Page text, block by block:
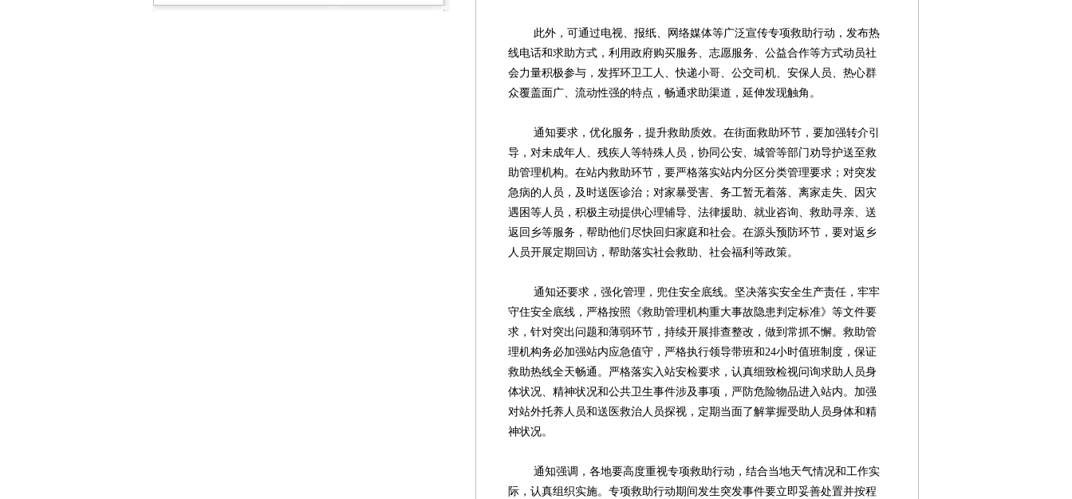
此外，可通过电视、报纸、网络媒体等广泛宣传专项救助行动，发布热
线电话和求助方式，利用政府购买服务、志愿服务、公益合作等方式动员社
会力量积极参与，发挥环卫工人、快递小哥、公交司机、安保人员、热心群
众覆盖面广、流动性强的特点，畅通求助渠道，延伸发现触角。
通知要求，优化服务，提升救助质效。在街面救助环节，要加强转介引
导，对未成年人、残疾人等特殊人员，协同公安、城管等部门劝导护送至救
助管理机构。在站内救助环节，要严格落实站内分区分类管理要求；对突发
急病的人员，及时送医诊治；对家暴受害、务工暂无着落、离家走失、因灾
遇困等人员，积极主动提供心理辅导、法律援助、就业咨询、救助寻亲、送
返回乡等服务，帮助他们尽快回归家庭和社会。在源头预防环节，要对返乡
人员开展定期回访，帮助落实社会救助、社会福利等政策。
通知还要求，强化管理，兜住安全底线。坚决落实安全生产责任，牢牢
守住安全底线，严格按照《救助管理机构重大事故隐患判定标准》等文件要
求，针对突出问题和薄弱环节，持续开展排查整改，做到常抓不懈。救助管
理机构务必加强站内应急值守，严格执行领导带班和24小时值班制度，保证
救助热线全天畅通。严格落实入站安检要求，认真细致检视问询求助人员身
体状况、精神状况和公共卫生事件涉及事项，严防危险物品进入站内。加强
对站外托养人员和送医救治人员探视，定期当面了解掌握受助人员身体和精
神状况。
通知强调，各地要高度重视专项救助行动，结合当地天气情况和工作实
际，认真组织实施。专项救助行动期间发生突发事件要立即妥善处置并按程